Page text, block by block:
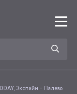
Экспайн - Палево